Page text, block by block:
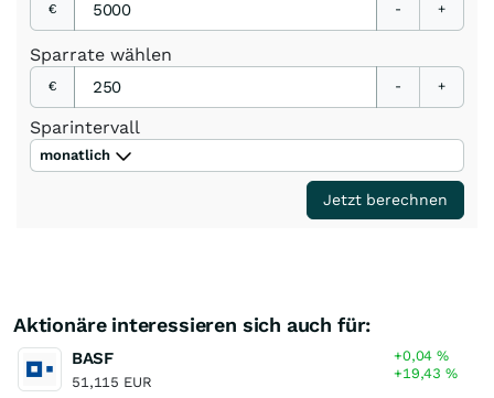
€ - +
Sparrate wählen
€ - +
Sparintervall
monatlich
Jetzt berechnen
Aktionäre interessieren sich auch für:
BASF
51,115 EUR
+0,04%
+19,43%